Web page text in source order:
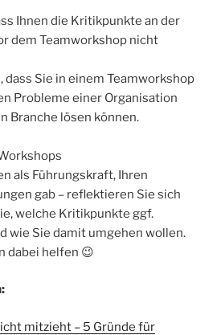
Ihnen die Kritikpunkte an der
dem Teamworkshop nicht
dass Sie in einem Teamworkshop
Probleme einer Organisation
Branche lösen können.
als Führungskraft, Ihren
gab – reflektieren Sie sich
welche Kritikpunkte ggf.
wie Sie damit umgehen wollen.
dabei helfen 😉
mitzieht – 5 Gründe für